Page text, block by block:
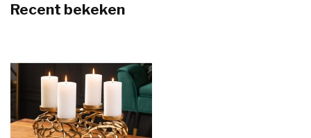
Recent bekeken